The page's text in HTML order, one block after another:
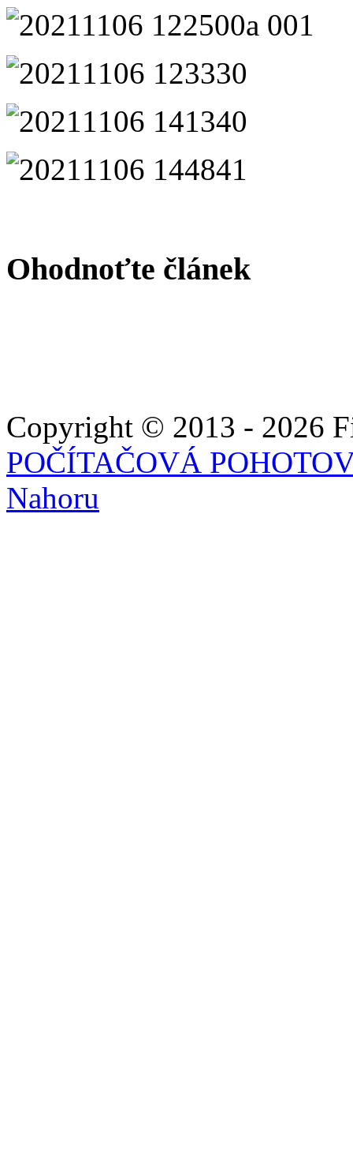
Ohodnoťte článek
Copyright © 2013 - 2026
POČÍTAČOVÁ
Nahoru